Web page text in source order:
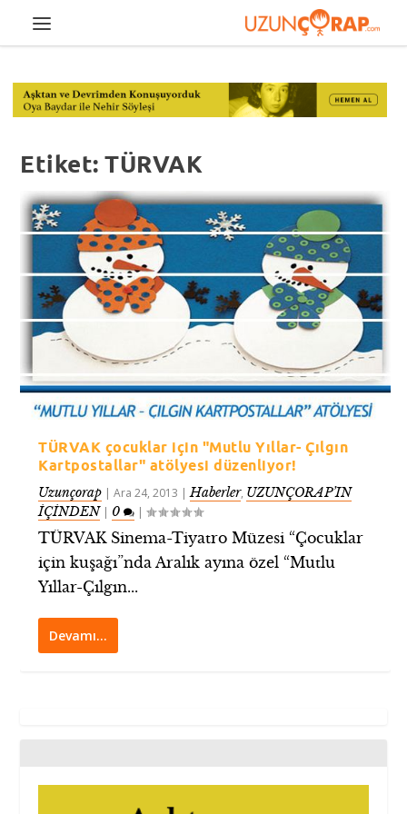
Etiket:TÜRVAK
TÜRVAK çocuklar için "Mutlu Yıllar- Çılgın
Kartpostallar" atölyesi düzenliyor!
Uzunçorap |Ara 24, 2013 |Haberler, UZUNÇORAP’IN
İÇİNDEN| 0 |
TÜRVAK Sinema-Tiyatro Müzesi “Çocuklar
için kuşağı”nda Aralık ayına özel “Mutlu
Yıllar-Çılgın...
Devamı…